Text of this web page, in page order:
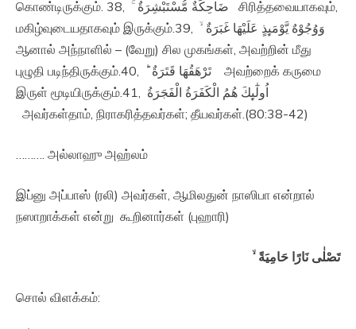
கொண்டிருக்கும். 38, ضَاحِكَةٌ مُّسْتَبْشِرَةٌ ۚ‏ சிரித்தவையாகவும்,
மகிழ்வுடையதாகவும் இருக்கும்.39, وَوُجُوْهٌ يَّوْمَٮِٕذٍ عَلَيْهَا غَبَرَةٌ ۙ‏
ஆனால் அந்நாளில் – (வேறு) சில முகங்கள், அவற்றின் மீது
புழுதி படிந்திருக்கும்.40, تَرْهَقُهَا قَتَرَةٌ ؕ‏ அவற்றைக் கருமை
இருள் மூடியிருக்கும்.41, اُولٰٓٮِٕكَ هُمُ الْكَفَرَةُ الْفَجَرَةُ
அவர்கள்தாம், நிராகரித்தவர்கள்; தீயவர்கள்.(80:38-42)
………. அல்லாஹு அஹ்லம்
இப்னு அப்பாஸ் (ரலி) அவர்கள், ஆமிலதுன் நாஸிபா என்றால்
நஸாறாக்கள் என்று கூறினார்கள் (புஹாரி)
تَصْلٰى نَارًا حَامِيَةً ۙ‏
சொல் விளக்கம்: